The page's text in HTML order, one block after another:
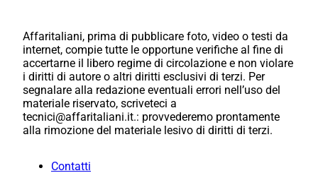
Affaritaliani, prima di pubblicare foto, video o testi da
internet, compie tutte le opportune verifiche al fine di
accertarne il libero regime di circolazione e non violare
i diritti di autore o altri diritti esclusivi di terzi. Per
segnalare alla redazione eventuali errori nell’uso del
materiale riservato, scriveteci a
tecnici@affaritaliani.it.: provvederemo prontamente
alla rimozione del materiale lesivo di diritti di terzi.
Contatti